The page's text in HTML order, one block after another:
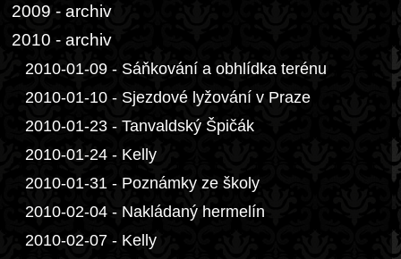
2009 - archiv
2010 - archiv
2010-01-09 - Sáňkování a obhlídka terénu
2010-01-10 - Sjezdové lyžování v Praze
2010-01-23 - Tanvaldský Špičák
2010-01-24 - Kelly
2010-01-31 - Poznámky ze školy
2010-02-04 - Nakládaný hermelín
2010-02-07 - Kelly